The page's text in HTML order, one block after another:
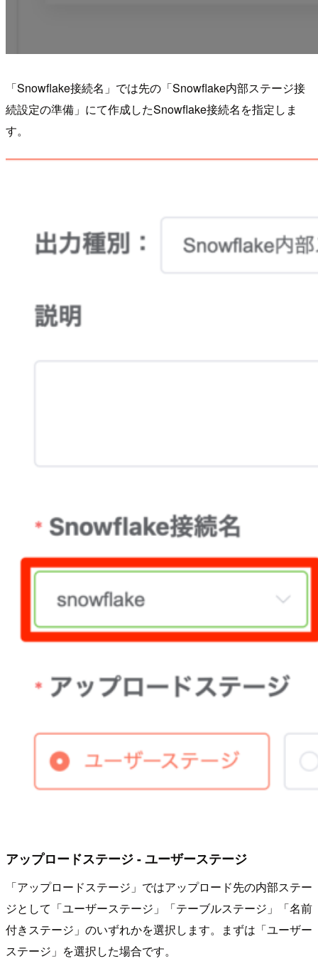
「Snowflake接続名」では先の「Snowflake内部ステージ接
続設定の準備」にて作成したSnowflake接続名を指定しま
す。
アップロードステージ - ユーザーステージ
「アップロードステージ」ではアップロード先の内部ステー
ジとして「ユーザーステージ」「テーブルステージ」「名前
付きステージ」のいずれかを選択します。まずは「ユーザー
ステージ」を選択した場合です。